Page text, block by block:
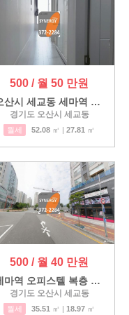
500 / 월 50 만원
오산시 세교동 세마역 테라스…
경기도 오산시 세교동
월세 52.08 ㎡ | 27.81 ㎡
500 / 월 40 만원
세마역 오피스텔 복층 월세
경기도 오산시 세교동
월세 35.51 ㎡ | 18.97 ㎡